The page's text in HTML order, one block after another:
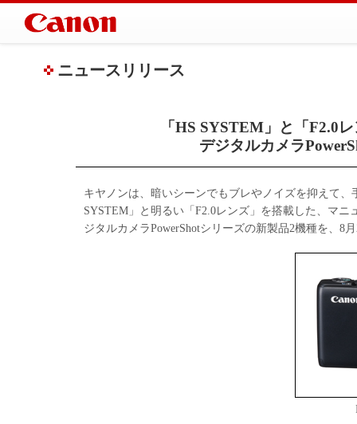
ニュースリリース
「HS SYSTEM」と「F2.0
デジタルカメラ
キヤノンは、暗いシーンでもブレやノイズを抑えて
SYSTEM」と明るい「F2.0レンズ」を搭載した、マニ
ジタルカメラPowerShotシリーズの新製品2機種を、8